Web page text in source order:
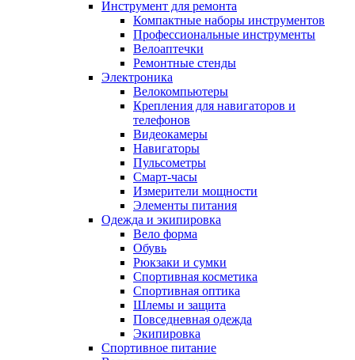
Инструмент для ремонта
Компактные наборы инструментов
Профессиональные инструменты
Велоаптечки
Ремонтные стенды
Электроника
Велокомпьютеры
Крепления для навигаторов и
телефонов
Видеокамеры
Навигаторы
Пульсометры
Смарт-часы
Измерители мощности
Элементы питания
Одежда и экипировка
Вело форма
Обувь
Рюкзаки и сумки
Спортивная косметика
Спортивная оптика
Шлемы и защита
Повседневная одежда
Экипировка
Спортивное питание